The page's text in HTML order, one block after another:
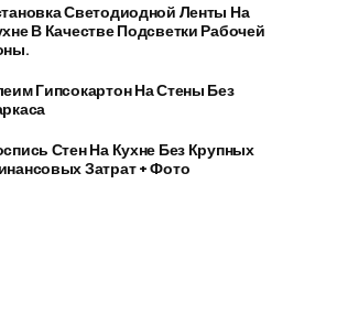
Светодиодной Ленты На
В Качестве Подсветки Рабочей
Гипсокартон На Стены Без
Стен На Кухне Без Крупных
Затрат + Фото